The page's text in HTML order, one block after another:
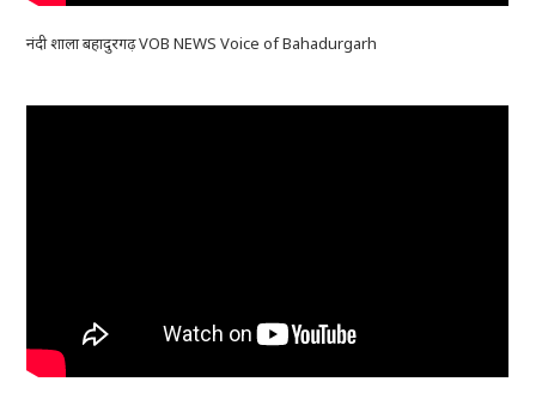
नंदी शाला बहादुरगढ़ VOB NEWS Voice of Bahadurgarh